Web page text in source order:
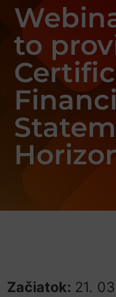
to
Začiatok: 21.